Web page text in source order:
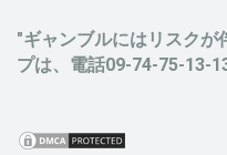
"ギャンブルにはリスクが
プは、電話09-74-75-13-